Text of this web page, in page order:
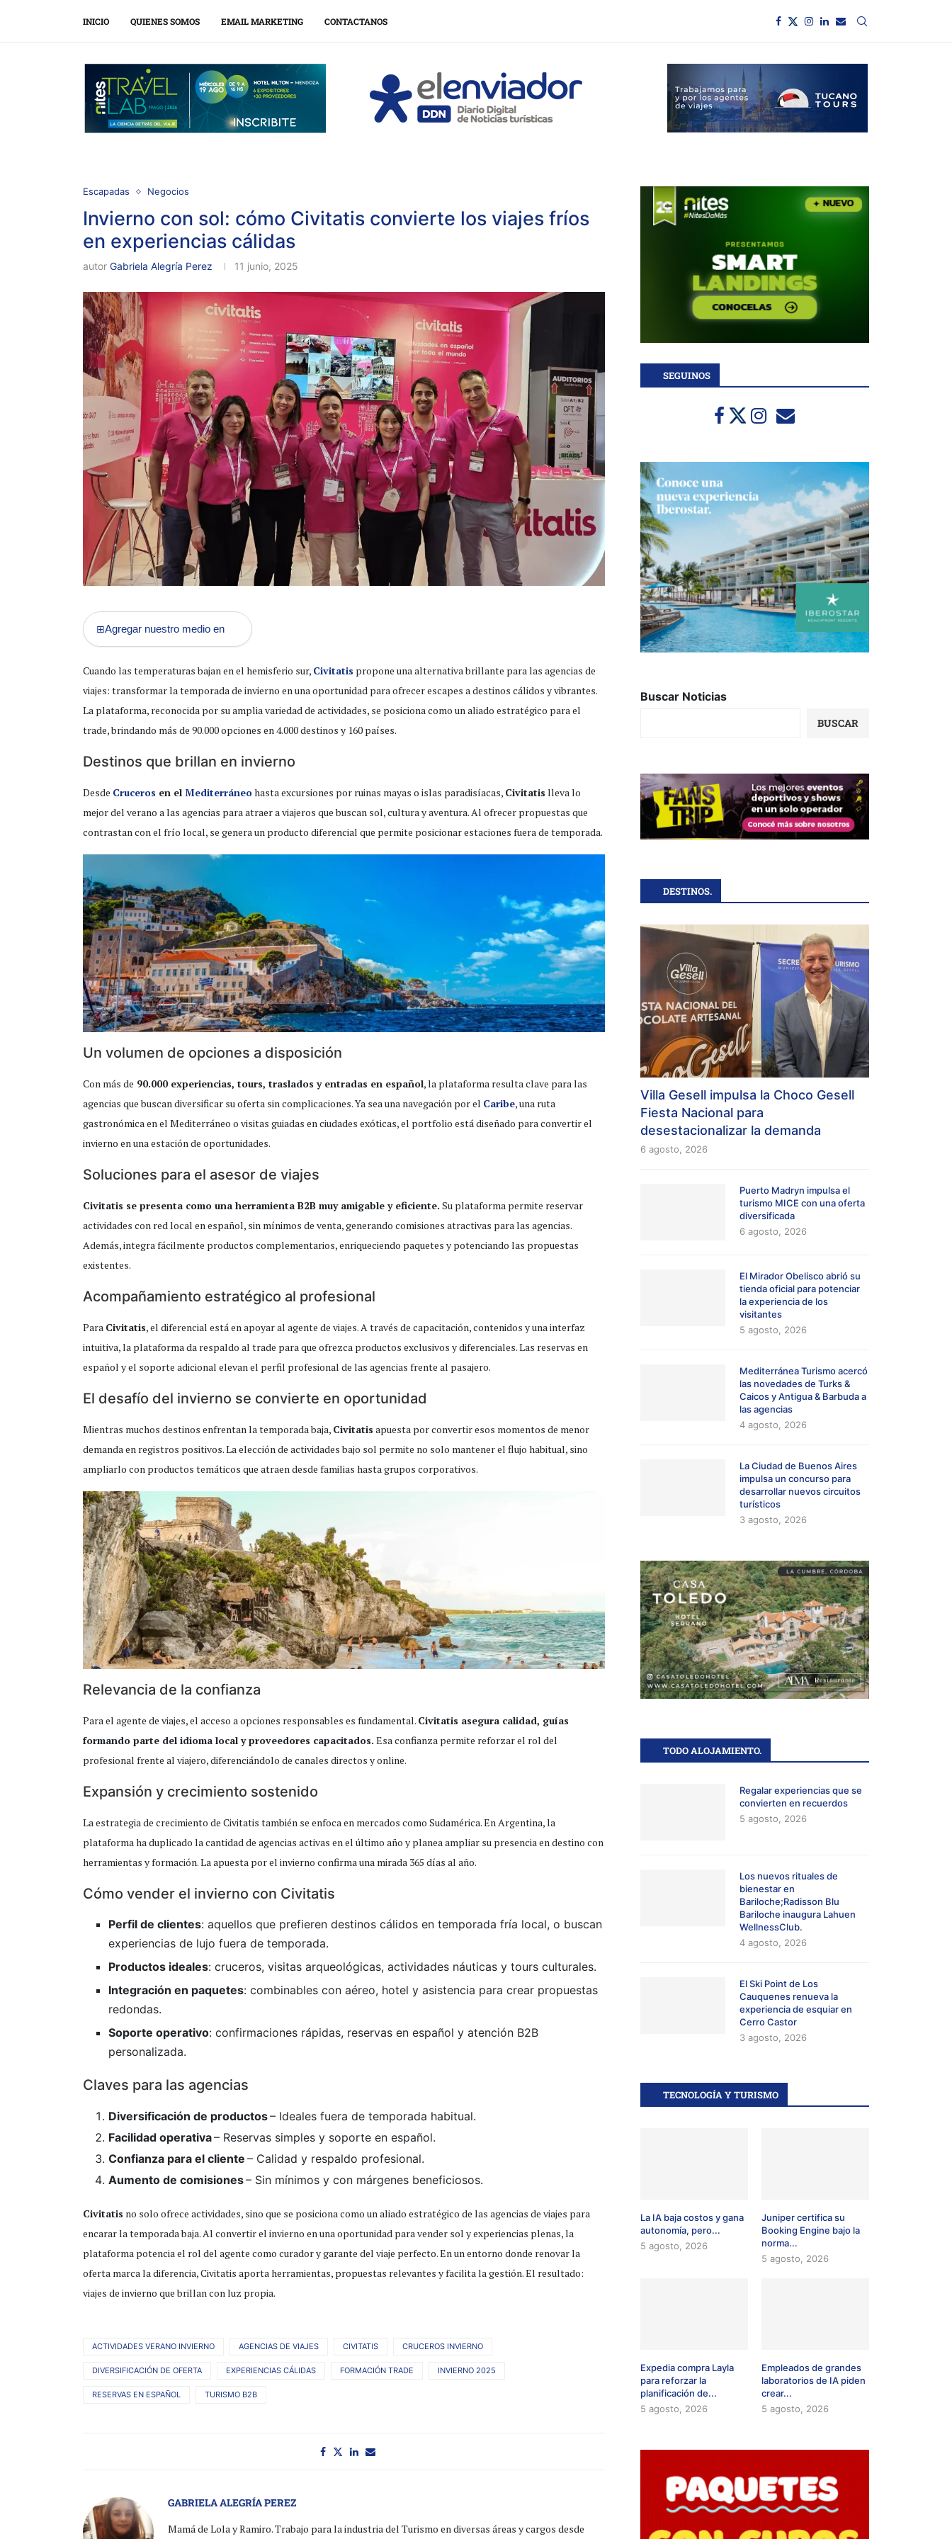
INICIO QUIENES SOMOS EMAIL MARKETING CONTACTANOS
Escapadas Negocios
Invierno con sol: cómo Civitatis convierte los viajes fríos
en experiencias cálidas
autor Gabriela Alegría Perez 11 junio, 2025
⊞Agregar nuestro medio en
Cuando las temperaturas bajan en el hemisferio sur, Civitatis propone una alternativa brillante para las agencias de
viajes: transformar la temporada de invierno en una oportunidad para ofrecer escapes a destinos cálidos y vibrantes.
La plataforma, reconocida por su amplia variedad de actividades, se posiciona como un aliado estratégico para el
trade, brindando más de 90.000 opciones en 4.000 destinos y 160 países.
Destinos que brillan en invierno
Desde Cruceros en el Mediterráneohasta excursiones por ruinas mayas o islas paradisíacas, Civitatis lleva lo
mejor del verano a las agencias para atraer a viajeros que buscan sol, cultura y aventura. Al ofrecer propuestas que
contrastan con el frío local, se genera un producto diferencial que permite posicionar estaciones fuera de temporada.
Un volumen de opciones a disposición
Con más de 90.000 experiencias, tours, traslados y entradas en español, la plataforma resulta clave para las
agencias que buscan diversificar su oferta sin complicaciones. Ya sea una navegación por el Caribe, una ruta
gastronómica en el Mediterráneo o visitas guiadas en ciudades exóticas, el portfolio está diseñado para convertir el
invierno en una estación de oportunidades.
Soluciones para el asesor de viajes
Civitatis se presenta como una herramienta B2B muy amigable y eficiente. Su plataforma permite reservar
actividades con red local en español, sin mínimos de venta, generando comisiones atractivas para las agencias.
Además, integra fácilmente productos complementarios, enriqueciendo paquetes y potenciando las propuestas
existentes.
Acompañamiento estratégico al profesional
Para Civitatis, el diferencial está en apoyar al agente de viajes. A través de capacitación, contenidos y una interfaz
intuitiva, la plataforma da respaldo al trade para que ofrezca productos exclusivos y diferenciales. Las reservas en
español y el soporte adicional elevan el perfil profesional de las agencias frente al pasajero.
El desafío del invierno se convierte en oportunidad
Mientras muchos destinos enfrentan la temporada baja, Civitatis apuesta por convertir esos momentos de menor
demanda en registros positivos. La elección de actividades bajo sol permite no solo mantener el flujo habitual, sino
ampliarlo con productos temáticos que atraen desde familias hasta grupos corporativos.
Relevancia de la confianza
Para el agente de viajes, el acceso a opciones responsables es fundamental. Civitatis asegura calidad, guías
formando parte del idioma local y proveedores capacitados. Esa confianza permite reforzar el rol del
profesional frente al viajero, diferenciándolo de canales directos y online.
Expansión y crecimiento sostenido
La estrategia de crecimiento de Civitatis también se enfoca en mercados como Sudamérica. En Argentina, la
plataforma ha duplicado la cantidad de agencias activas en el último año y planea ampliar su presencia en destino con
herramientas y formación. La apuesta por el invierno confirma una mirada 365 días al año.
Cómo vender el invierno con Civitatis
Perfil de clientes: aquellos que prefieren destinos cálidos en temporada fría local, o buscan
experiencias de lujo fuera de temporada.
Productos ideales: cruceros, visitas arqueológicas, actividades náuticas y tours culturales.
Integración en paquetes: combinables con aéreo, hotel y asistencia para crear propuestas
redondas.
Soporte operativo: confirmaciones rápidas, reservas en español y atención B2B
personalizada.
Claves para las agencias
Diversificación de productos– Ideales fuera de temporada habitual.
Facilidad operativa– Reservas simples y soporte en español.
Confianza para el cliente – Calidad y respaldo profesional.
Aumento de comisiones– Sin mínimos y con márgenes beneficiosos.
Civitatis no solo ofrece actividades, sino que se posiciona como un aliado estratégico de las agencias de viajes para
encarar la temporada baja. Al convertir el invierno en una oportunidad para vender sol y experiencias plenas, la
plataforma potencia el rol del agente como curador y garante del viaje perfecto. En un entorno donde renovar la
oferta marca la diferencia, Civitatis aporta herramientas, propuestas relevantes y facilita la gestión. El resultado:
viajes de invierno que brillan con luz propia.
ACTIVIDADES VERANO INVIERNO AGENCIAS DE VIAJES CIVITATIS CRUCEROS INVIERNO
DIVERSIFICACIÓN DE OFERTA EXPERIENCIAS CÁLIDAS FORMACIÓN TRADE INVIERNO 2025
RESERVAS EN ESPAÑOL TURISMO B2B
GABRIELA ALEGRÍA PEREZ
Mamá de Lola y Ramiro. Trabajo para la industria del Turismo en diversas áreas y cargos desde
SEGUINOS
Buscar Noticias
BUSCAR
DESTINOS.
Villa Gesell impulsa la Choco Gesell
Fiesta Nacional para
desestacionalizar la demanda
6 agosto, 2026
Puerto Madryn impulsa el
turismo MICE con una oferta
diversificada
6 agosto, 2026
El Mirador Obelisco abrió su
tienda oficial para potenciar
la experiencia de los
visitantes
5 agosto, 2026
Mediterránea Turismo acercó
las novedades de Turks &
Caicos y Antigua & Barbuda a
las agencias
4 agosto, 2026
La Ciudad de Buenos Aires
impulsa un concurso para
desarrollar nuevos circuitos
turísticos
3 agosto, 2026
TODO ALOJAMIENTO.
Regalar experiencias que se
convierten en recuerdos
5 agosto, 2026
Los nuevos rituales de
bienestar en
Bariloche;Radisson Blu
Bariloche inaugura Lahuen
WellnessClub.
4 agosto, 2026
El Ski Point de Los
Cauquenes renueva la
experiencia de esquiar en
Cerro Castor
3 agosto, 2026
TECNOLOGÍA Y TURISMO
La IA baja costos y gana
autonomía, pero...
5 agosto, 2026
Juniper certifica su
Booking Engine bajo la
norma...
5 agosto, 2026
Expedia compra Layla
para reforzar la
planificación de...
5 agosto, 2026
Empleados de grandes
laboratorios de IA piden
crear...
5 agosto, 2026